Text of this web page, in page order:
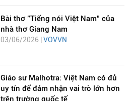
Bài thơ "Tiếng nói Việt Nam" của
nhà thơ Giang Nam
03/06/2026 |VOVVN
Giáo sư Malhotra: Việt Nam có đủ
uy tín để đảm nhận vai trò lớn hơn
trên trường quốc tế